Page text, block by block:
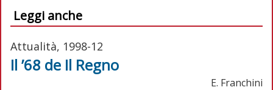
Leggi anche
Attualità, 1998-12
Il ’68 de Il Regno
E. Franchini